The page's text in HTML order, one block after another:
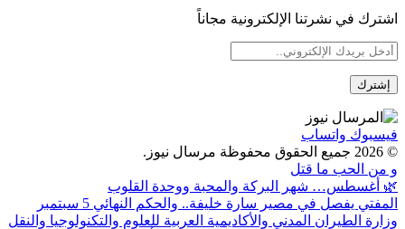
اشترك في نشرتنا الإلكترونية مجاناً
فيسبوك واتساب
© 2026 جميع الحقوق محفوظة مرسال نيوز.
و من الحب ما قتل
🌿 أغسطس… شهر البركة والمحبة ووحدة القلوب
المفتي يفصل في مصير سارة خليفة.. والحكم النهائي 5 سبتمبر
وزارة الطيران المدني والأكاديمية العربية للعلوم والتكنولوجيا والنقل